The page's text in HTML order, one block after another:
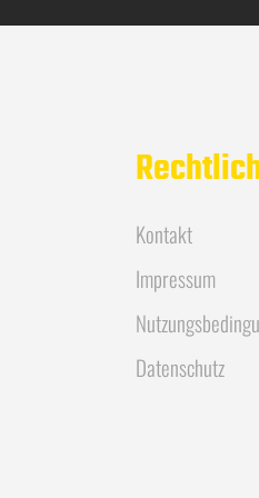
Kontakt
Impressum
Datenschutz